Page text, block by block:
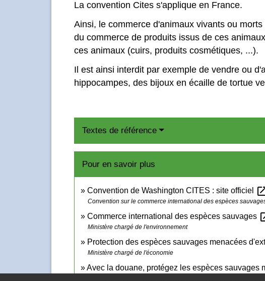
La convention Cites s'applique en France.
Ainsi, le commerce d'animaux vivants ou
du commerce de produits issus de ces
ces animaux (cuirs, produits cosmétiques, ...).
Il est ainsi interdit par exemple de vendre ou
hippocampes, des bijoux en écaille de tortue
Textes de référence
Pour en savoir plus
Convention de Washington CITES : site officiel
Convention sur le commerce international des espèces
Commerce international des espèces sauvages
Ministère chargé de l'environnement
Protection des espèces sauvages menacées
Ministère chargé de l'économie
Avec la douane, protégez les espèces sauvages